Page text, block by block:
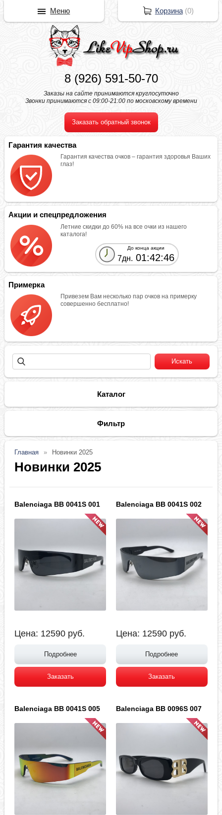
8 (926) 591-50-70
Заказы на сайте принимаются круглосуточно
Звонки принимаются с 09:00-21:00 по московскому времени
Заказать обратный звонок
Гарантия качества
Гарантия качества очков – гарантия здоровья Ваших
глаз!
Акции и спецпредложения
Летние скидки до 60% на все очки из нашего
каталога!
До конца акции
7дн. 01:42:45
Примерка
Привезем Вам несколько пар очков на примерку
совершенно бесплатно!
Каталог
Фильтр
Главная Новинки 2025
Новинки 2025
Balenciaga BB 0041S 001
Цена: 12590 руб.
Подробнее
Заказать
Balenciaga BB 0041S 002
Цена: 12590 руб.
Подробнее
Заказать
Balenciaga BB 0041S 005 Balenciaga BB 0096S 007
Корзина(0)
Меню